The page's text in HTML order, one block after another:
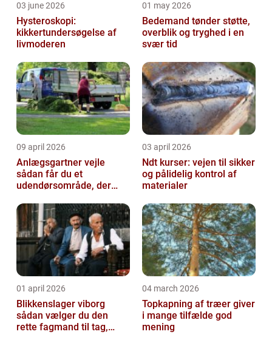
03 june 2026
Hysteroskopi:
kikkertundersøgelse af
livmoderen
01 may 2026
Bedemand tønder støtte,
overblik og tryghed i en
svær tid
09 april 2026
Anlægsgartner vejle
sådan får du et
udendørsområde, der
03 april 2026
Ndt kurser: vejen til sikker
og pålidelig kontrol af
materialer
01 april 2026
Blikkenslager viborg
sådan vælger du den
rette fagmand til tag,
04 march 2026
Topkapning af træer giver
i mange tilfælde god
mening